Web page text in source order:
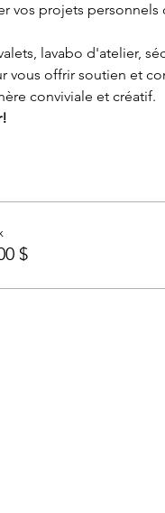
vos projets
lavabo d'atelier,
offrir soutien et
conviviale et créatif.
$